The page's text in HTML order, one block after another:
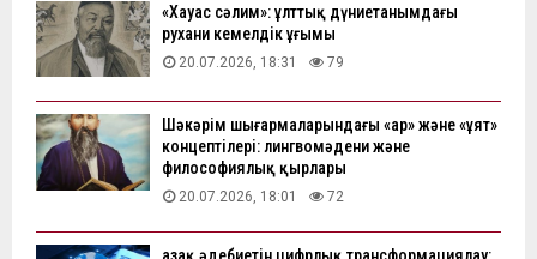
«Хауас сәлим»: ұлттық дүниетанымдағы
рухани кемелдік ұғымы
20.07.2026, 18:31 79
Шәкәрім шығармаларындағы «ар» және «ұят»
концептілері: лингвомәдени және
философиялық қырлары
20.07.2026, 18:01 72